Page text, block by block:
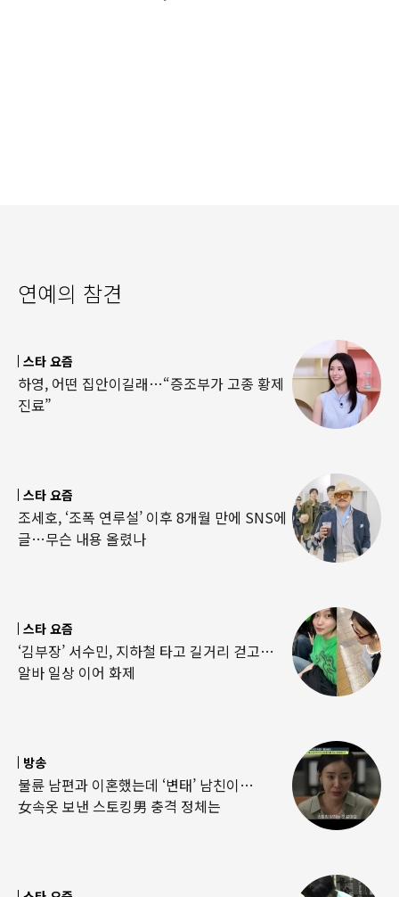
연예의 참견
스타 요즘
하영, 어떤 집안이길래…“증조부가 고종 황제
진료”
스타 요즘
조세호, ‘조폭 연루설’ 이후 8개월 만에 SNS에
글…무슨 내용 올렸나
스타 요즘
‘김부장’ 서수민, 지하철 타고 길거리 걷고…
알바 일상 이어 화제
방송
불륜 남편과 이혼했는데 ‘변태’ 남친이…
女속옷 보낸 스토킹男 충격 정체는